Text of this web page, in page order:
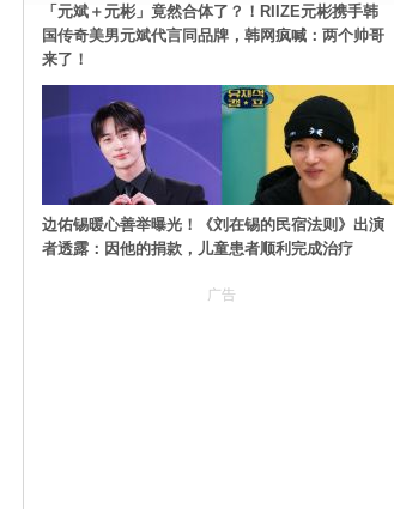
「元斌＋元彬」竟然合体了？！RIIZE元彬携手韩
国传奇美男元斌代言同品牌，韩网疯喊：两个帅哥
来了！
边佑锡暖心善举曝光！《刘在锡的民宿法则》出演
者透露：因他的捐款，儿童患者顺利完成治疗
广告